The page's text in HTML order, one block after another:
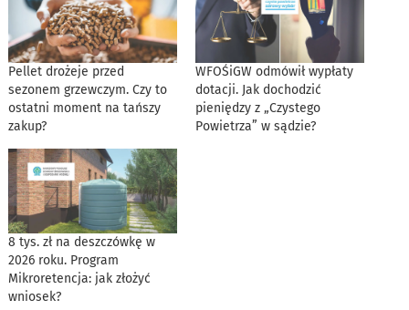
Pellet drożeje przed
sezonem grzewczym. Czy to
ostatni moment na tańszy
zakup?
WFOŚiGW odmówił wypłaty
dotacji. Jak dochodzić
pieniędzy z „Czystego
Powietrza” w sądzie?
8 tys. zł na deszczówkę w
2026 roku. Program
Mikroretencja: jak złożyć
wniosek?